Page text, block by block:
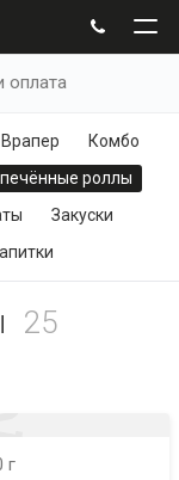
оплата
Врапер
Комбо
роллы
Закуски
25
г